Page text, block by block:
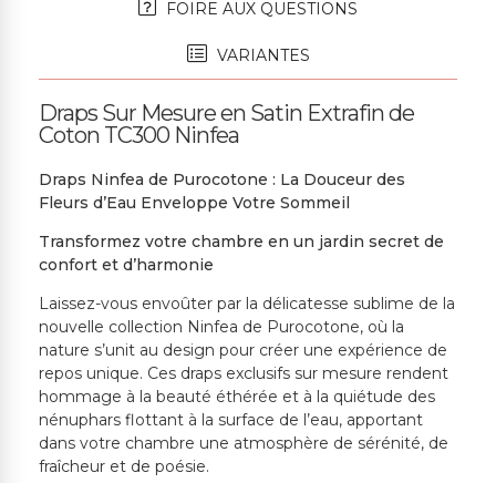
FOIRE AUX QUESTIONS
VARIANTES
Draps Sur Mesure en Satin Extrafin de
Coton TC300 Ninfea
Draps Ninfea de Purocotone : La Douceur des
Fleurs d’Eau Enveloppe Votre Sommeil
Transformez votre chambre en un jardin secret de
confort et d’harmonie
Laissez-vous envoûter par la délicatesse sublime de la
nouvelle collection Ninfea de Purocotone, où la
nature s’unit au design pour créer une expérience de
repos unique. Ces draps exclusifs sur mesure rendent
hommage à la beauté éthérée et à la quiétude des
nénuphars flottant à la surface de l’eau, apportant
dans votre chambre une atmosphère de sérénité, de
fraîcheur et de poésie.